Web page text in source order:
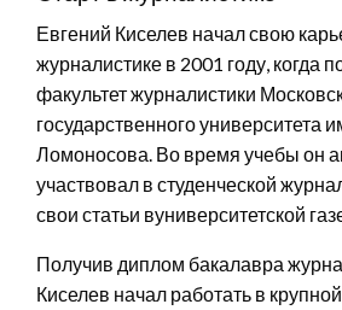
Евгений Киселев начал свою
журналистике в 2001 году, когда
факультет журналистики
государственного университета
Ломоносова. Во время учебы он
участвовал в студенческой
свои статьи вуниверситетской
Получив диплом бакалавра
Киселев начал работать в